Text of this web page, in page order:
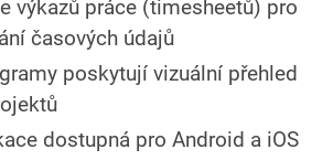
výkazů práce (timesheetů) pro
časových údajů
poskytují vizuální přehled
dostupná pro Android a iOS